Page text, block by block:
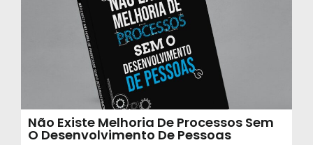
Não Existe Melhoria De Processos Sem
O Desenvolvimento De Pessoas​